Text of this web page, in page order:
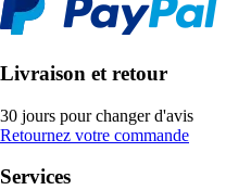
Livraison et retour
30 jours pour changer d'avis
Retournez votre commande
Services